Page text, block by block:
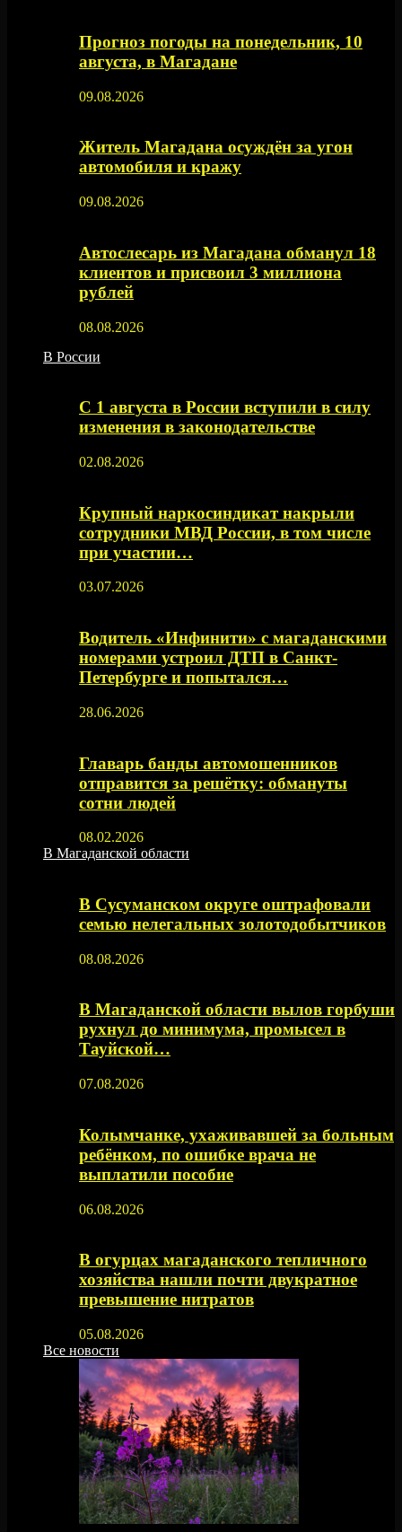
Прогноз погоды на понедельник, 10
августа, в Магадане
09.08.2026
Житель Магадана осуждён за угон
автомобиля и кражу
09.08.2026
Автослесарь из Магадана обманул 18
клиентов и присвоил 3 миллиона
рублей
08.08.2026
В России
С 1 августа в России вступили в силу
изменения в законодательстве
02.08.2026
Крупный наркосиндикат накрыли
сотрудники МВД России, в том числе
при участии…
03.07.2026
Водитель «Инфинити» с магаданскими
номерами устроил ДТП в Санкт-
Петербурге и попытался…
28.06.2026
Главарь банды автомошенников
отправится за решётку: обмануты
сотни людей
08.02.2026
В Магаданской области
В Сусуманском округе оштрафовали
семью нелегальных золотодобытчиков
08.08.2026
В Магаданской области вылов горбуши
рухнул до минимума, промысел в
Тауйской…
07.08.2026
Колымчанке, ухаживавшей за больным
ребёнком, по ошибке врача не
выплатили пособие
06.08.2026
В огурцах магаданского тепличного
хозяйства нашли почти двукратное
превышение нитратов
05.08.2026
Все новости